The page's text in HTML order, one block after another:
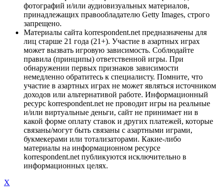
фотографий и/или аудиовизуальных материалов,
принадлежащих правообладателю Getty Images, строго
запрещено.
Материалы сайта korrespondent.net предназначены для
лиц старше 21 года (21+). Участие в азартных играх
может вызвать игровую зависимость. Соблюдайте
правила (принципы) ответственной игры. При
обнаружении первых признаков зависимости
немедленно обратитесь к специалисту. Помните, что
участие в азартных играх не может являться источником
доходов или альтернативой работе. Информационный
ресурс korrespondent.net не проводит игры на реальные
и/или виртуальные деньги, сайт не принимает ни в
какой форме оплату ставок и других платежей, которые
связаны/могут быть связаны с азартными играми,
букмекерами или тотализаторами. Какие-либо
материалы на информационном ресурсе
korrespondent.net публикуются исключительно в
информационных целях.
X